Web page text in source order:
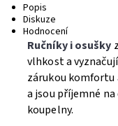
Popis
Diskuze
Hodnocení
Ručníky i osušky
vlhkost a
zárukou komfortu
a jsou příjemné
koupelny.